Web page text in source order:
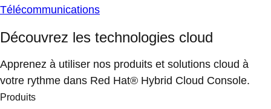
Télécommunications
Découvrez les technologies cloud
Apprenez à utiliser nos produits et solutions cloud à
votre rythme dans Red Hat® Hybrid Cloud Console.
Produits